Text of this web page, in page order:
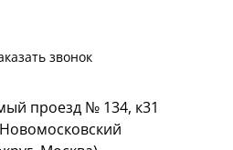
звонок
проезд № 134, к31